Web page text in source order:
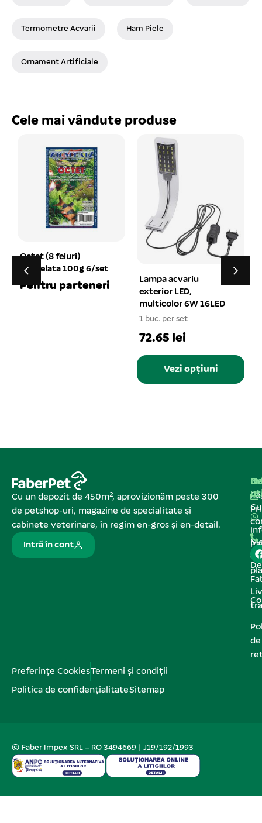
Termometre Acvarii Ham Piele
Ornament Artificiale
Cele mai vândute produse
Lampa acvariu
exterior LED,
Radacina Mopani la
1 buc. per set
44.78 lei
Cu un depozit de 450m², aprovizionăm peste 300
de petshop-uri, magazine de specialitate și
cabinete veterinare, în regim en-gros și en-detail.
Intră în cont
de
de
Preferințe CookiesTermeni și condiții
Politica de confidențialitateSitemap
© Faber Impex SRL – RO 3494669 | J19/192/1993